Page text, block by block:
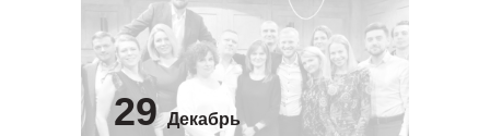
29 Декабрь